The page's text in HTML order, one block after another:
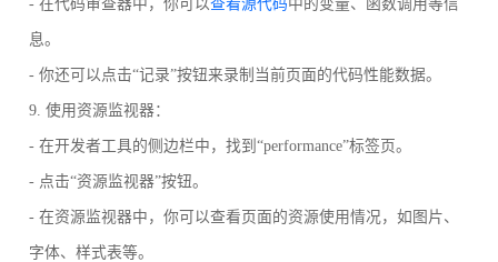
- 在代码审查器中，你可以查看源代码中的变量、函数调用等信
息。
- 你还可以点击“记录”按钮来录制当前页面的代码性能数据。
9. 使用资源监视器：
- 在开发者工具的侧边栏中，找到“performance”标签页。
- 点击“资源监视器”按钮。
- 在资源监视器中，你可以查看页面的资源使用情况，如图片、
字体、样式表等。